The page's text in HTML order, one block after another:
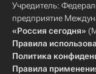
Учредитель:
предприятие
«Россия сегодня»
Правила
Политика
Правила